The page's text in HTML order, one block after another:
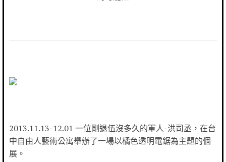
2013.11.13-12.01 一位剛退伍沒多久的軍人-洪司丞，在台
中自由人藝術公寓舉辦了一場以橘色透明電鋸為主題的個
展。